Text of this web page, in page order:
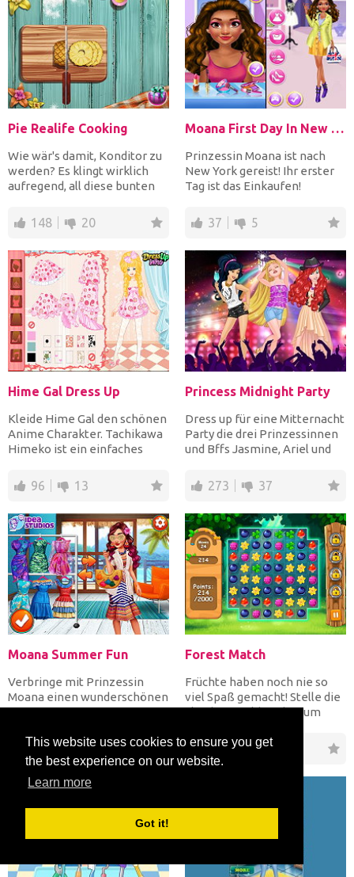
This website uses cookies to ensure you get
the best experience on our website.
Learn more
Got it!
Pie Realife Cooking
Wie wär's damit, Konditor zu
werden? Es klingt wirklich
aufregend, all diese bunten
148 20
Moana First Day In New York
Prinzessin Moana ist nach
New York gereist! Ihr erster
Tag ist das Einkaufen!
37 5
Hime Gal Dress Up
Kleide Hime Gal den schönen
Anime Charakter. Tachikawa
Himeko ist ein einfaches
96 13
Princess Midnight Party
Dress up für eine Mitternacht
Party die drei Prinzessinnen
und Bffs Jasmine, Ariel und
273 37
Moana Summer Fun
Verbringe mit Prinzessin
Moana einen wunderschönen
spaßigen sonnigen Tag auf
59 8
Forest Match
Früchte haben noch nie so
viel Spaß gemacht! Stelle die
gleichen Waldfrüchte um
81 11